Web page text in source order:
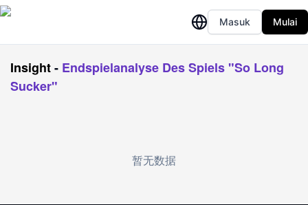
Masuk Mulai
Insight- Endspielanalyse Des Spiels "So Long
Sucker"
暂无数据